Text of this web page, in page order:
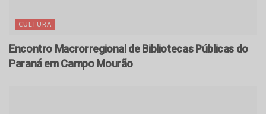
CULTURA
Encontro Macrorregional de Bibliotecas Públicas do
Paraná em Campo Mourão